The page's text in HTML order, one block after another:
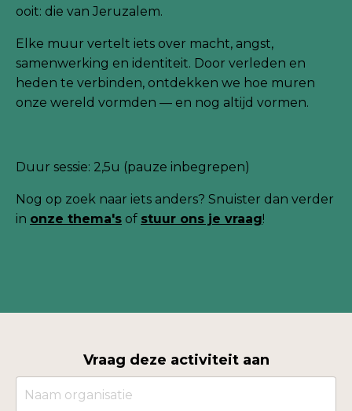
ooit: die van Jeruzalem.
Elke muur vertelt iets over macht, angst,
samenwerking en identiteit. Door verleden en
heden te verbinden, ontdekken we hoe muren
onze wereld vormden — en nog altijd vormen.
Duur sessie: 2,5u (pauze inbegrepen)
Nog op zoek naar iets anders? Snuister dan verder
in onze thema's of stuur ons je vraag!
Vraag deze activiteit aan